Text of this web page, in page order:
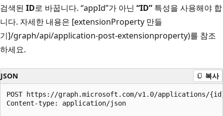
검색된 ID로 바꿉니다. “appId”가 아닌 “ID” 특성을 사용해야 합
니다. 자세한 내용은 [extensionProperty 만들
기]/graph/api/application-post-extensionproperty)를 참조
하세요.
JSON 복사
POST https://graph.microsoft.com/v1.0/applications/
Content-type: application/json